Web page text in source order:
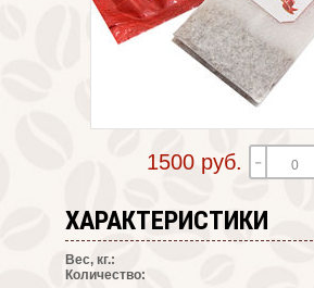
1500 руб. -
ХАРАКТЕРИСТИКИ
Вес, кг.:
Количество: